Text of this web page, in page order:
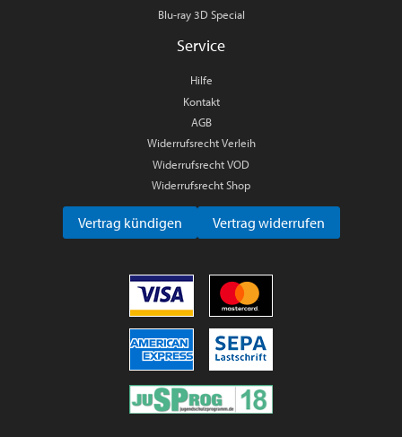
Blu-ray 3D Special
Service
Hilfe
Kontakt
AGB
Widerrufsrecht Verleih
Widerrufsrecht VOD
Widerrufsrecht Shop
Vertrag kündigen Vertrag widerrufen